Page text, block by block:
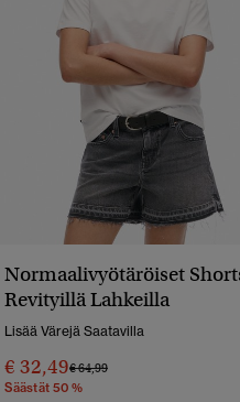
Normaalivyötäröiset
Revityillä Lahkeilla
Lisää Värejä Saatavilla
€ 32,49Hinta Alennettu Hinnasta
€ 64,99Hintaan
Säästät 50 %